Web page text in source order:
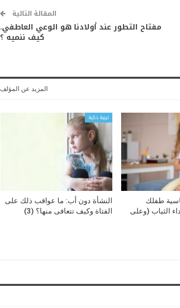
المقالة التالية
مفتاح التطور عند أولادنا هو الوعي العاطفي.
كيف ننميه ؟
المزيد عن المؤلف
طفلك
الثياب (وعلى
تربية ذكية
النشأة دون أب: ما عواقب ذلك على
الفتاة وكيف تتعافى منها؟ (3)